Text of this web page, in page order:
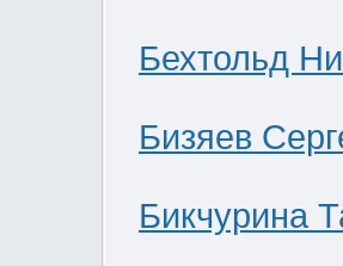
Бехтольд
Бизяев
Бикчурина